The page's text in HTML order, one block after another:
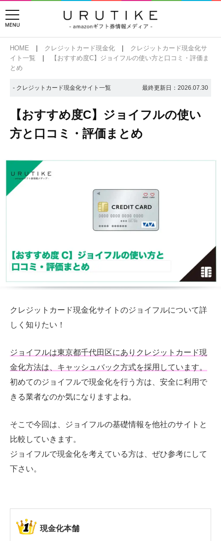
HOME クレジットカード現金化
クレジットカード現金化サ
イト一覧
【おすすめ度C】ジョイフルの使い方と口コミ・評価ま
とめ
- クレジットカード現金化サイト一覧 最終更新日： 2026.07.30
【おすすめ度C】ジョイフルの使い
方と口コミ・評価まとめ
クレジットカード現金化サイトのジョイフルについて詳
しく知りたい！
ジョイフルは東京都千代田区にありクレジットカード現
金化方法は、キャッシュバック方式を採用しています。
初めてのジョイフルで現金化を行う方は、安全に利用で
きる業者なのか気になりますよね。
そこで今回は、ジョイフルの基礎情報を他社のサイトと
比較していきます。
ジョイフルで現金化を考えている方は、ぜひ参考にして
下さい。
現金化本舗